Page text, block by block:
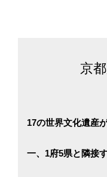
京
17の世界文化遺産
一、1府5県と隣接